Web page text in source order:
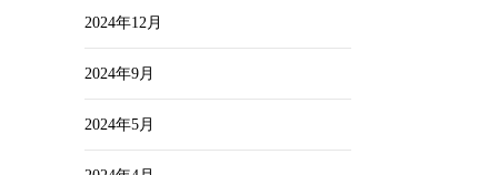
2024年12月
2024年9月
2024年5月